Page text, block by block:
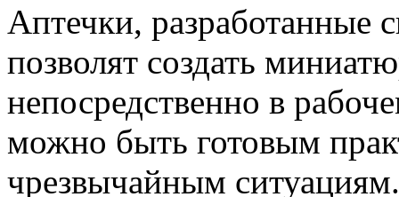
Аптечки, разработанные
позволят создать
непосредственно в
можно быть готовым
чрезвычайным ситуациям.